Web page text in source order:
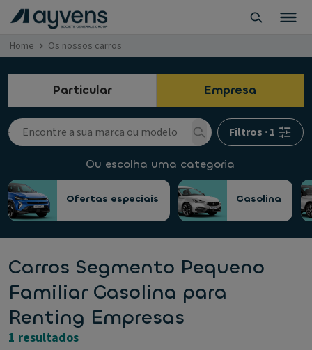
Home Os nossos carros
Particular Empresa
Filtros ·1
Ou escolha uma categoria
Ofertas especiais Gasolina
Carros Segmento Pequeno
Familiar Gasolina para
Renting Empresas
1 resultados